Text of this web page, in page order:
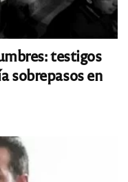
testigos
sobrepasos en